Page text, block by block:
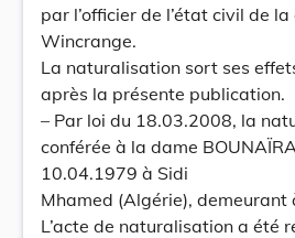
par l’officier de l’état civil de
Wincrange.
La naturalisation sort ses
après la présente publication.
– Par loi du 18.03.2008, la
conférée à la dame
10.04.1979 à Sidi
Mhamed (Algérie), demeurant
L’acte de naturalisation a été